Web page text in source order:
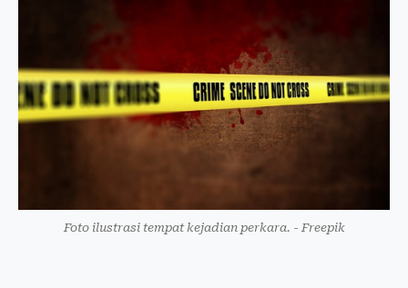
Foto ilustrasi tempat kejadian perkara. - Freepik